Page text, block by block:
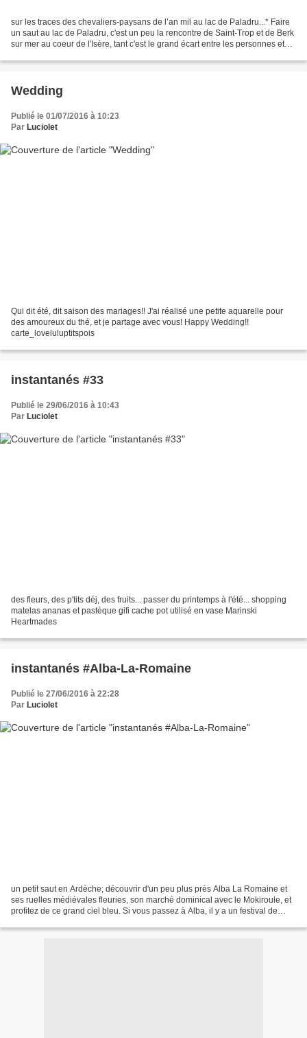
sur les traces des chevaliers-paysans de l’an mil au lac de Paladru...* Faire
un saut au lac de Paladru, c'est un peu la rencontre de Saint-Trop et de Berk
sur mer au coeur de l'Isère, tant c'est le grand écart entre les personnes et
Wedding
Publié le 01/07/2016 à 10:23
Par Luciolet
Qui dit été, dit saison des mariages!! J'ai réalisé une petite aquarelle pour
des amoureux du thé, et je partage avec vous! Happy Wedding!!
carte_loveluluptitspois
instantanés #33
Publié le 29/06/2016 à 10:43
Par Luciolet
des fleurs, des p'tits déj, des fruits... passer du printemps à l'été... shopping
matelas ananas et pastèque gifi cache pot utilisé en vase Marinski
Heartmades
instantanés #Alba-La-Romaine
Publié le 27/06/2016 à 22:28
Par Luciolet
un petit saut en Ardèche; découvrir d'un peu plus près Alba La Romaine et
ses ruelles médiévales fleuries, son marché dominical avec le Mokiroule, et
profitez de ce grand ciel bleu. Si vous passez à Alba, il y a un festival de